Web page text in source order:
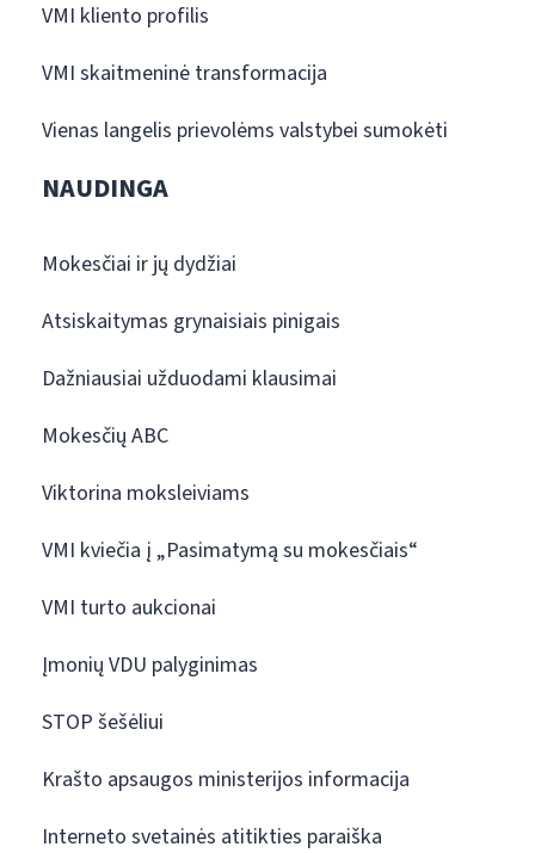
VMI kliento profilis
VMI skaitmeninė transformacija
Vienas langelis prievolėms valstybei sumokėti
NAUDINGA
Mokesčiai ir jų dydžiai
Atsiskaitymas grynaisiais pinigais
Dažniausiai užduodami klausimai
Mokesčių ABC
Viktorina moksleiviams
VMI kviečia į „Pasimatymą su mokesčiais“
VMI turto aukcionai
Įmonių VDU palyginimas
STOP šešėliui
Krašto apsaugos ministerijos informacija
Interneto svetainės atitikties paraiška